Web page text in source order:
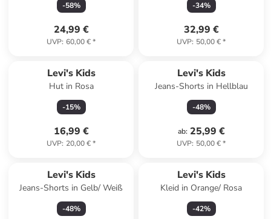
-58%
24,99 €
UVP: 60,00 €*
-34%
32,99 €
UVP: 50,00 €*
Levi's Kids
Hut in Rosa
-15%
16,99 €
UVP: 20,00 €*
Levi's Kids
Jeans-Shorts in Hellblau
-48%
ab: 25,99 €
UVP: 50,00 €*
Levi's Kids
Jeans-Shorts in Gelb/ Weiß
-48%
Levi's Kids
Kleid in Orange/ Rosa
-42%